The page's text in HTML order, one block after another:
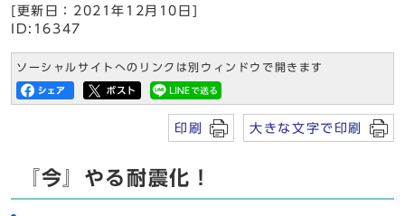
[更新日：2021年12月10日]
ID:16347
ソーシャルサイトへのリンクは別ウィンドウで開きます
印刷 大きな文字で印刷
『今』やる耐震化！